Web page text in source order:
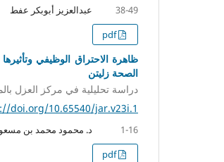
عبدالعزيز أبوبكر عفط
38-49
pdf
ظاهرة الاحتراق الوظيفي
الصحة زليتن
دراسة تحليلية في مركز العزل
doi.org/10.65540/jar.v23i.1
د. محمود محمد بن
1-16
pdf